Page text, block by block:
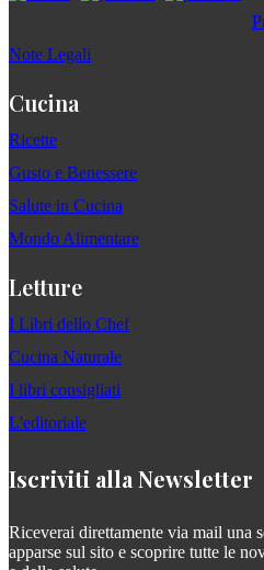
Note Legali
Cucina
Ricette
Gusto e Benessere
Salute in Cucina
Mondo Alimentare
Letture
I Libri dello Chef
Cucina Naturale
I libri consigliati
L'editoriale
Iscriviti alla Newsletter
Riceverai direttamente via mail una
apparse sul sito e scoprire tutte le